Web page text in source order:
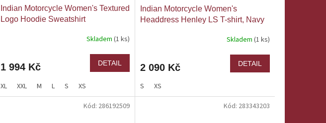
Indian Motorcycle Women's Textured
Logo Hoodie Sweatshirt
Skladem (1 ks)
1 994 Kč DETAIL
XL XXL M L S XS
Indian Motorcycle Women's
Headdress Henley LS T-shirt, Navy
Skladem (1 ks)
2 090 Kč DETAIL
S XS
Kód: 286192509 Kód: 283343203